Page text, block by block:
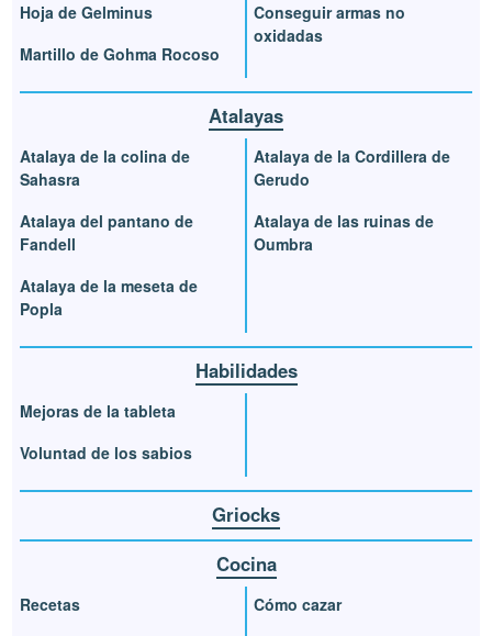
Hoja de Gelminus
Martillo de Gohma Rocoso
Conseguir armas no
oxidadas
Atalayas
Atalaya de la colina de
Sahasra
Atalaya del pantano de
Fandell
Atalaya de la meseta de
Popla
Atalaya de la Cordillera de
Gerudo
Atalaya de las ruinas de
Oumbra
Habilidades
Mejoras de la tableta
Voluntad de los sabios
Griocks
Cocina
Recetas
Cómo cazar